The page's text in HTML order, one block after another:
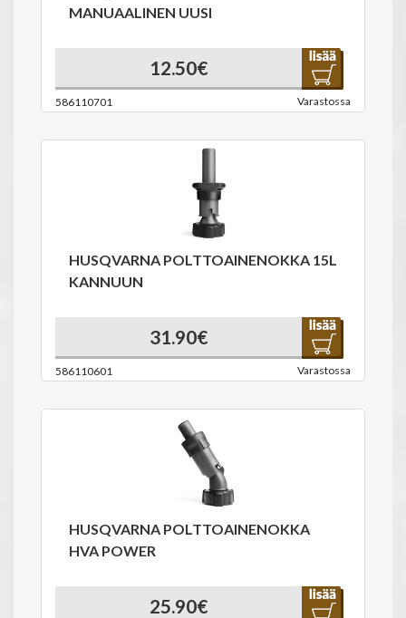
MANUAALINEN UUSI
12.50€
586110701 Varastossa
HUSQVARNA POLTTOAINENOKKA 15L
KANNUUN
31.90€
586110601 Varastossa
HUSQVARNA POLTTOAINENOKKA
HVA POWER
25.90€